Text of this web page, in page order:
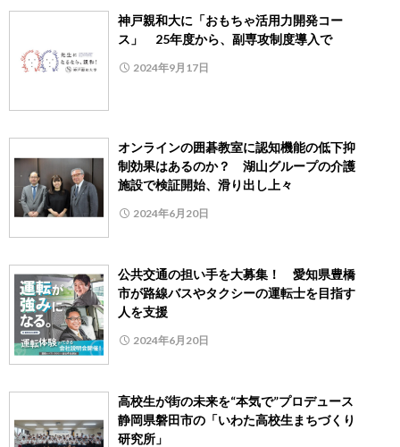
神戸親和大に「おもちゃ活用力開発コー
ス」 25年度から、副専攻制度導入で
2024年9月17日
オンラインの囲碁教室に認知機能の低下抑
制効果はあるのか？ 湖山グループの介護
施設で検証開始、滑り出し上々
2024年6月20日
公共交通の担い手を大募集！ 愛知県豊橋
市が路線バスやタクシーの運転士を目指す
人を支援
2024年6月20日
高校生が街の未来を“本気で”プロデュース
静岡県磐田市の「いわた高校生まちづくり
研究所」